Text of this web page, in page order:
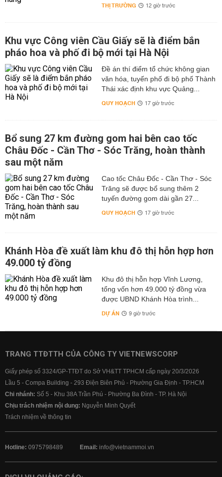
THỊ TRƯỜNG 12 giờ trước
Khu vực Công viên Cầu Giấy sẽ là điểm bắn
pháo hoa và phố đi bộ mới tại Hà Nội
Đề án thí điểm tổ chức không gian
văn hóa, tuyến phố đi bộ phố Thành
Thái xác định khu vực Quảng...
QUY HOẠCH 17 giờ trước
Bổ sung 27 km đường gom hai bên cao tốc
Châu Đốc - Cần Thơ - Sóc Trăng, hoàn thành
sau một năm
Cao tốc Châu Đốc - Cần Thơ - Sóc
Trăng sẽ được bổ sung thêm 2
tuyến đường gom dài gần 27...
QUY HOẠCH 17 giờ trước
Khánh Hòa đề xuất làm khu đô thị hỗn hợp hơn
49.000 tỷ đồng
Khu đô thị hỗn hợp Vĩnh Lương,
tổng vốn hơn 49.000 tỷ đồng vừa
được UBND Khánh Hòa trình...
DỰ ÁN 9 giờ trước
TRANG TTĐTTH CỦA CÔNG TY VIETNEWSCORP
Giấy phép số 3324/GP-TTĐT do Sở VH&TT TPHCM cấp ngày 20/3/2026
Lầu 5 - Compa Building - 293 Điện Biên Phủ - Phường Gia Định - TP.HCM
Chi nhánh: Số 5 - Khu 38A Trần Phú - Phường Ba Đình - TP. Hà Nội
Chịu trách nhiệm nội dung: Nguyễn Minh Quyết
Trách nhiệm về thông tin
Hotline: 0975798489 Email: info@vietnammoi.vn